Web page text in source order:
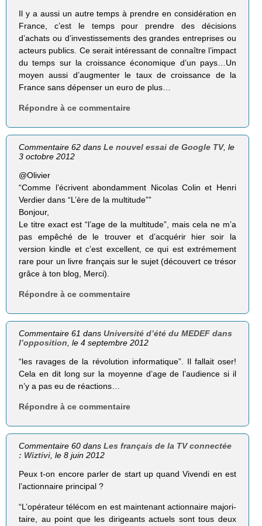
Il y a aussi un autre temps à prendre en considération en
France, c’est le temps pour prendre des décisions
d’achats ou d’investissements des grandes entreprises ou
acteurs publics. Ce serait intéressant de connaître l’impact
du temps sur la croissance économique d’un pays…Un
moyen aussi d’augmenter le taux de croissance de la
France sans dépenser un euro de plus…
Répondre à ce commentaire
Commentaire 62 dansLe nouvel essai de Google TV, le
3 octobre 2012
@Olivier
“Comme l’écrivent abon­dam­ment Nico­las Colin et Henri
Ver­dier dans “L’ère de la mul­ti­tude””
Bonjour,
Le titre exact est “l’age de la multitude”, mais cela ne m’a
pas empêché de le trouver et d’acquérir hier soir la
version kindle et c’est excellent, ce qui est extrémement
rare pour un livre français sur le sujet (découvert ce trésor
grâce à ton blog, Merci).
Répondre à ce commentaire
Commentaire 61 dansUniversité d’été du MEDEF dans
l’opposition , le 4 septembre 2012
“les ravages de la révo­lu­tion infor­ma­tique”. Il fallait oser!
Cela en dit long sur la moyenne d’age de l’audience si il
n’y a pas eu de réactions…
Répondre à ce commentaire
Commentaire 60 dansLes français de la TV connectée
: Wiztivi , le 8 juin 2012
Peux t-on encore parler de start up quand Vivendi en est
l’actionnaire principal ?
“L’opérateur télé­com en est main­te­nant action­naire majo­ri­
taire, au point que les diri­geants actuels sont tous deux